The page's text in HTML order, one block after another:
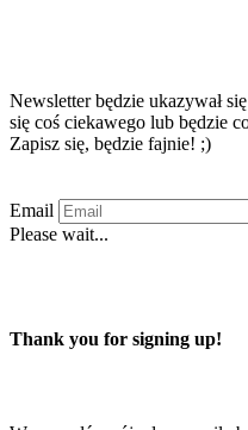
Newsletter będzie ukazywał
się coś ciekawego lub będzie
Zapisz się, będzie fajnie! ;)
Email
Please wait...
Thank you for signing up!